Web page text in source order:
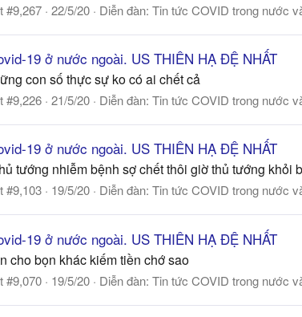
#9,267 22/5/20 Diễn đàn: Tin tức COVID trong nước
19 ở nước ngoài. US THIÊN HẠ ĐỆ NHẤT
con số thực sự ko có ai chết cả
#9,226 21/5/20 Diễn đàn: Tin tức COVID trong nước
19 ở nước ngoài. US THIÊN HẠ ĐỆ NHẤT
tướng nhiễm bệnh sợ chết thôi giờ thủ tướng
#9,103 19/5/20 Diễn đàn: Tin tức COVID trong nước
19 ở nước ngoài. US THIÊN HẠ ĐỆ NHẤT
cho bọn khác kiếm tiền chớ sao
#9,070 19/5/20 Diễn đàn: Tin tức COVID trong nước